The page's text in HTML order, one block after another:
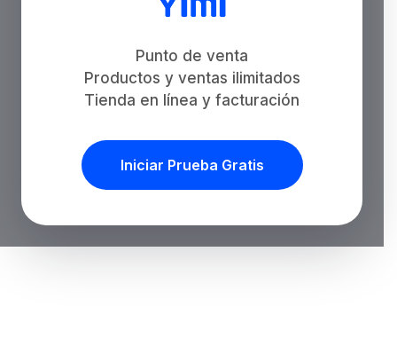
Punto de venta
Productos y ventas ilimitados
Tienda en línea y facturación
Iniciar Prueba Gratis